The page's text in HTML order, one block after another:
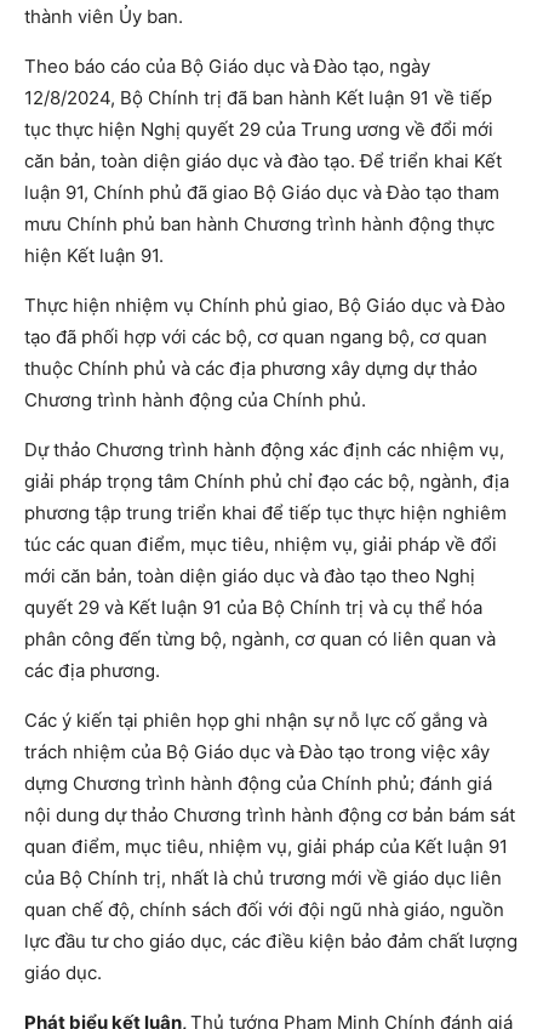
thành viên Ủy ban.
Theo báo cáo của Bộ Giáo dục và Đào tạo, ngày
12/8/2024, Bộ Chính trị đã ban hành Kết luận 91 về tiếp
tục thực hiện Nghị quyết 29 của Trung ương về đổi mới
căn bản, toàn diện giáo dục và đào tạo. Để triển khai Kết
luận 91, Chính phủ đã giao Bộ Giáo dục và Đào tạo tham
mưu Chính phủ ban hành Chương trình hành động thực
hiện Kết luận 91.
Thực hiện nhiệm vụ Chính phủ giao, Bộ Giáo dục và Đào
tạo đã phối hợp với các bộ, cơ quan ngang bộ, cơ quan
thuộc Chính phủ và các địa phương xây dựng dự thảo
Chương trình hành động của Chính phủ.
Dự thảo Chương trình hành động xác định các nhiệm vụ,
giải pháp trọng tâm Chính phủ chỉ đạo các bộ, ngành, địa
phương tập trung triển khai để tiếp tục thực hiện nghiêm
túc các quan điểm, mục tiêu, nhiệm vụ, giải pháp về đổi
mới căn bản, toàn diện giáo dục và đào tạo theo Nghị
quyết 29 và Kết luận 91 của Bộ Chính trị và cụ thể hóa
phân công đến từng bộ, ngành, cơ quan có liên quan và
các địa phương.
Các ý kiến tại phiên họp ghi nhận sự nỗ lực cố gắng và
trách nhiệm của Bộ Giáo dục và Đào tạo trong việc xây
dựng Chương trình hành động của Chính phủ; đánh giá
nội dung dự thảo Chương trình hành động cơ bản bám sát
quan điểm, mục tiêu, nhiệm vụ, giải pháp của Kết luận 91
của Bộ Chính trị, nhất là chủ trương mới về giáo dục liên
quan chế độ, chính sách đối với đội ngũ nhà giáo, nguồn
lực đầu tư cho giáo dục, các điều kiện bảo đảm chất lượng
giáo dục.
Phát biểu kết luận,Thủ tướng Phạm Minh Chính đánh giá